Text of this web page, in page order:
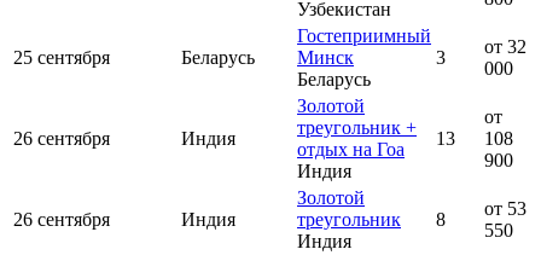
Узбекистан
25 сентября Беларусь
Гостеприимный
Минск
Беларусь
3
от 32
000
26 сентября Индия
Золотой
треугольник +
отдых на Гоа
Индия
13
от
108
900
26 сентября Индия
Золотой
треугольник
Индия
8
от 53
550